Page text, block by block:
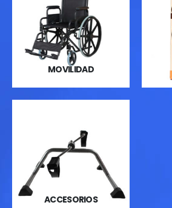
MOVILIDAD
ACCESORIOS